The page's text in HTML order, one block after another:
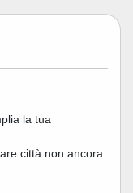
la tua
città non ancora